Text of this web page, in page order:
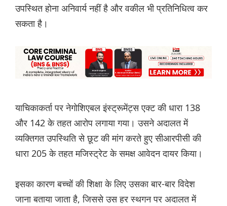
उपस्थित होना अनिवार्य नहीं है और वकील भी प्रतिनिधित्व कर
सकता है।
याचिकाकर्ता पर नेगोशिएबल इंस्ट्रूमेंट्स एक्ट की धारा 138
और 142 के तहत आरोप लगाया गया। उसने अदालत में
व्यक्तिगत उपस्थिति से छूट की मांग करते हुए सीआरपीसी की
धारा 205 के तहत मजिस्ट्रेट के समक्ष आवेदन दायर किया।
इसका कारण बच्चों की शिक्षा के लिए उसका बार-बार विदेश
जाना बताया जाता है, जिससे उस हर स्थगन पर अदालत में